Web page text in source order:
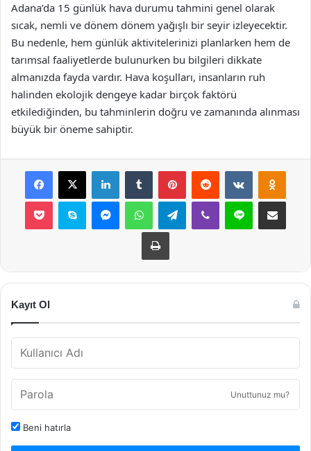
Adana’da 15 günlük hava durumu tahmini genel olarak
sıcak, nemli ve dönem dönem yağışlı bir seyir izleyecektir.
Bu nedenle, hem günlük aktivitelerinizi planlarken hem de
tarımsal faaliyetlerde bulunurken bu bilgileri dikkate
almanızda fayda vardır. Hava koşulları, insanların ruh
halinden ekolojik dengeye kadar birçok faktörü
etkilediğinden, bu tahminlerin doğru ve zamanında alınması
büyük bir öneme sahiptir.
Facebook
X LinkedInTumblr PinterestReddit VKontakte
Pocket Skype MessengerWhatsAppTelegramViber Line E-Posta ile
Yazdır
Kayıt Ol
Unuttunuz mu?
Beni hatırla